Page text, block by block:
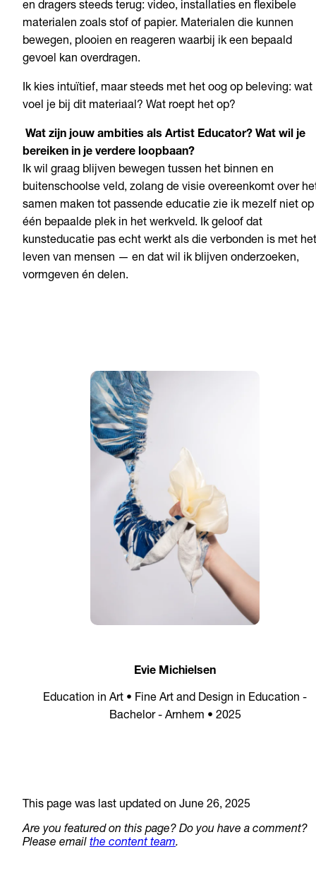
en dragers steeds terug: video, installaties en flexibele
materialen zoals stof of papier. Materialen die kunnen
bewegen, plooien en reageren waarbij ik een bepaald
gevoel kan overdragen.
Ik kies intuïtief, maar steeds met het oog op beleving: wat
voel je bij dit materiaal? Wat roept het op?
Wat zijn jouw ambities als Artist Educator? Wat wil je
bereiken in je verdere loopbaan?
Ik wil graag blijven bewegen tussen het binnen en
buitenschoolse veld, zolang de visie overeenkomt over
samen maken tot passende educatie zie ik mezelf niet op
één bepaalde plek in het werkveld. Ik geloof dat
kunsteducatie pas echt werkt als die verbonden is met het
leven van mensen — en dat wil ik blijven onderzoeken,
vormgeven én delen.
Evie Michielsen
Education in Art • Fine Art and Design in Education -
Bachelor - Arnhem • 2025
This page was last updated on June 26, 2025
Are you featured on this page? Do you have a comment?
Please email the content team.